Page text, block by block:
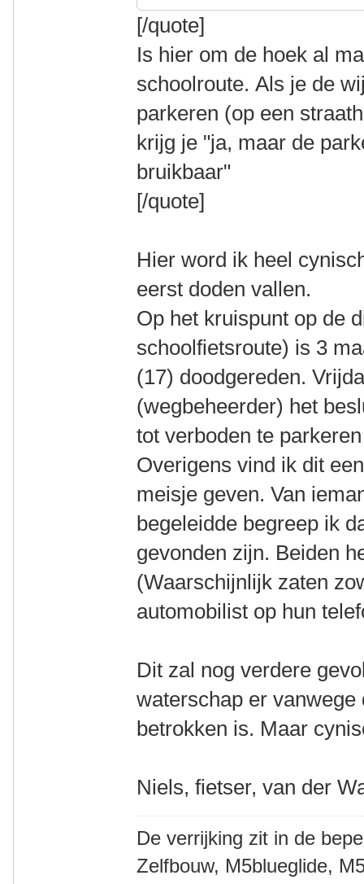
[/quote]
Is hier om de hoek al
schoolroute. Als je de
parkeren (op een
krijg je "ja, maar de
bruikbaar"
[/quote]
Hier word ik heel
eerst doden vallen.
Op het kruispunt op de
schoolfietsroute) is 3
(17) doodgereden.
(wegbeheerder) het
tot verboden te
Overigens vind ik dit
meisje geven. Van
begeleidde begreep ik
gevonden zijn. Beiden
(Waarschijnlijk zaten
automobilist op hun
Dit zal nog verdere
waterschap er
betrokken is. Maar
Niels, fietser, van der
De verrijking zit in de
Zelfbouw, M5blueglide,